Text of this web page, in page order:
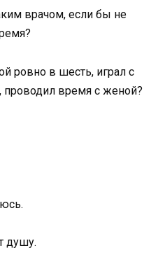
врачом, если бы не
ровно в шесть, играл с
проводил время с женой?
душу.